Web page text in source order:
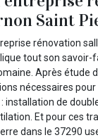
Saint
rénovation
tout son
Après étude
nécessaires
installation de
Et pour ces
dans le 37290